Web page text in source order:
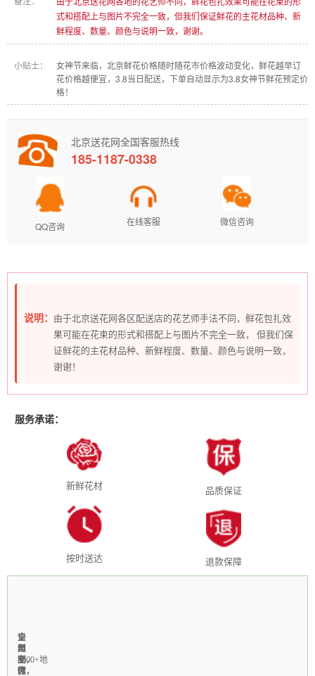
式和搭配上与图片不完全一致，但我们保证鲜花的主花材品种、新
鲜程度、数量、颜色与说明一致，谢谢。
小贴士：
女神节来临，北京鲜花价格随时随花市价格波动变化，鲜花越早订
花价格越便宜，3.8当日配送，下单自动显示为3.8女神节鲜花预定价
格！
北京送花网全国客服热线
185-1187-0338
QQ咨询 在线客服 微信咨询
说明： 由于北京送花网各区配送店的花艺师手法不同，鲜花包扎效
果可能在花束的形式和搭配上与图片不完全一致， 但我们保
证鲜花的主花材品种、新鲜程度、数量、颜色与说明一致，
谢谢！
服务承诺：
新鲜花材 品质保证
按时送达 退款保障
全
国
3000+地
区
1-
3
小
时
当
天
制
作，
全
年
无
休，
支
付
宝，
微